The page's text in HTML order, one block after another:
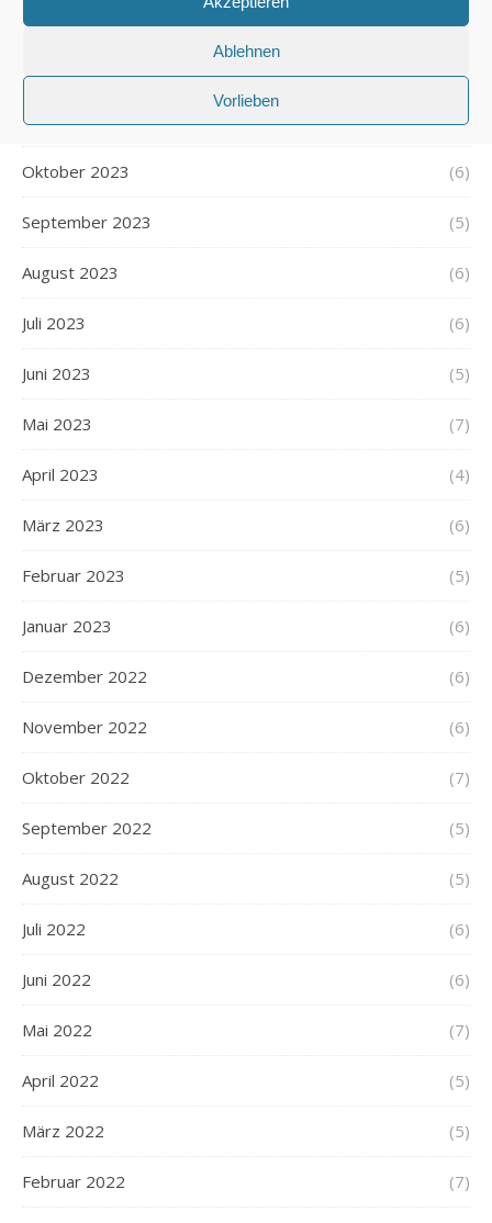
Ablehnen
Vorlieben
Januar 2024 (6)
November 2023 (5)
Oktober 2023 (6)
September 2023 (5)
August 2023 (6)
Juli 2023 (6)
Juni 2023 (5)
Mai 2023 (7)
April 2023 (4)
März 2023 (6)
Februar 2023 (5)
Januar 2023 (6)
Dezember 2022 (6)
November 2022 (6)
Oktober 2022 (7)
September 2022 (5)
August 2022 (5)
Juli 2022 (6)
Juni 2022 (6)
Mai 2022 (7)
April 2022 (5)
März 2022 (5)
Februar 2022 (7)